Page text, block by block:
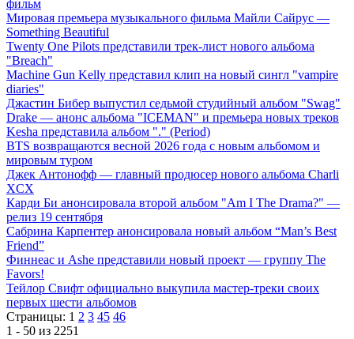
фильм
Мировая премьера музыкального фильма Майли Сайрус —
Something Beautiful
Twenty One Pilots представили трек-лист нового альбома
"Breach"
Machine Gun Kelly представил клип на новый сингл "vampire
diaries"
Джастин Бибер выпустил седьмой студийный альбом "Swag"
Drake — анонс альбома "ICEMAN" и премьера новых треков
Kesha представила альбом "." (Period)
BTS возвращаются весной 2026 года с новым альбомом и
мировым туром
Джек Антонофф — главный продюсер нового альбома Charli
XCX
Карди Би анонсировала второй альбом "Am I The Drama?" —
релиз 19 сентября
Сабрина Карпентер анонсировала новый альбом “Man’s Best
Friend”
Финнеас и Ashe представили новый проект — группу The
Favors!
Тейлор Свифт официально выкупила мастер-треки своих
первых шести альбомов
Страницы: 1 2 3 45 46
1 - 50 из 2251